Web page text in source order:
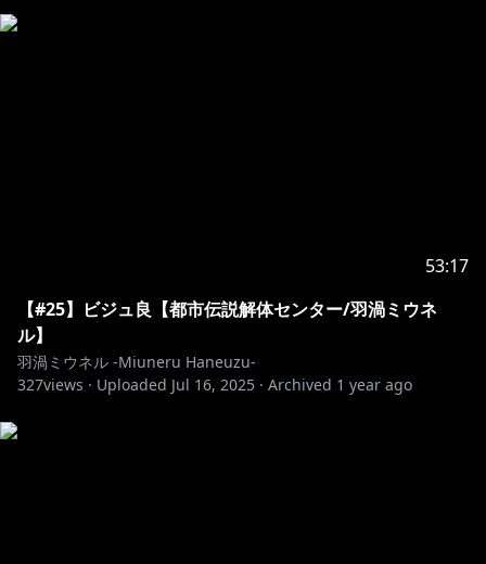
53:17
【#25】ビジュ良【都市伝説解体センター/羽渦ミウネ
ル】
羽渦ミウネル -Miuneru Haneuzu-
327views · Uploaded Jul 16, 2025 · Archived 1 year ago